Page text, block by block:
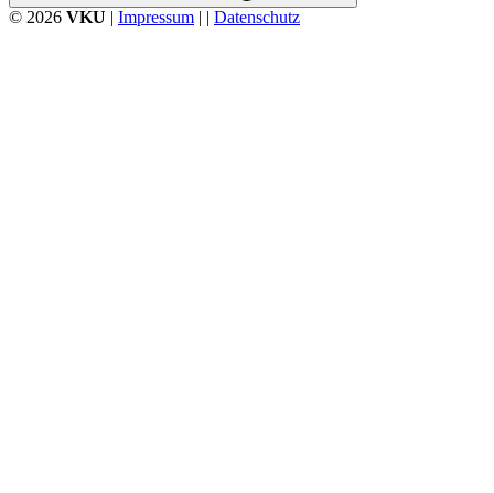
© 2026 VKU | Impressum | | Datenschutz